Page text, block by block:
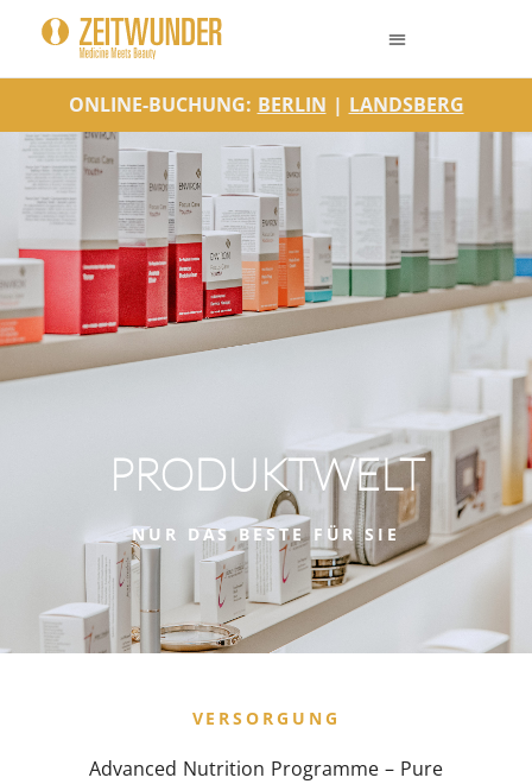
ONLINE-BUCHUNG: BERLIN | LANDSBERG
PRODUKTWELT
NUR DAS BESTE FÜR SIE
VERSORGUNG
Advanced Nutrition Programme – Pure